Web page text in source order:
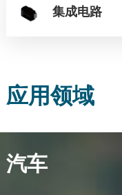
集成电路
应用领域
汽车